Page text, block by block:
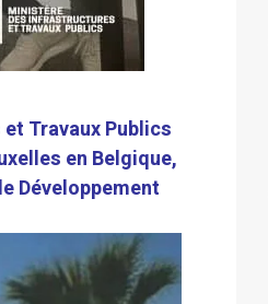
Travaux Publics
en Belgique,
Développement